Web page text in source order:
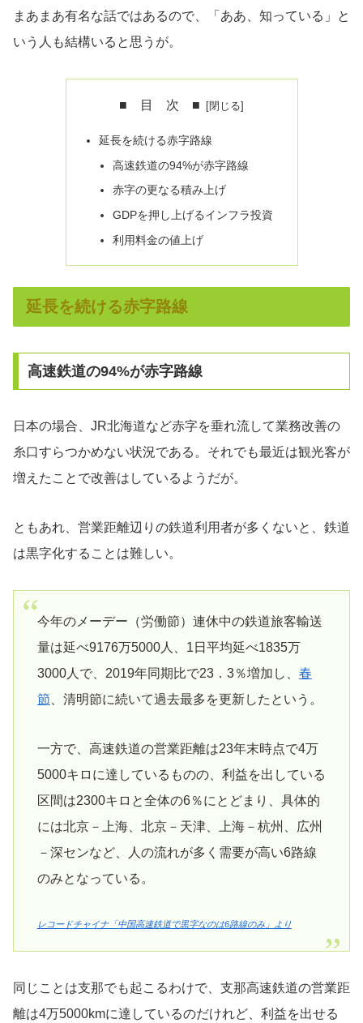
まあまあ有名な話ではあるので、「ああ、知っている」と
いう人も結構いると思うが。
■ 目 次 ■
延長を続ける赤字路線
高速鉄道の94%が赤字路線
赤字の更なる積み上げ
GDPを押し上げるインフラ投資
利用料金の値上げ
延長を続ける赤字路線
高速鉄道の94%が赤字路線
日本の場合、JR北海道など赤字を垂れ流して業務改善の
糸口すらつかめない状況である。それでも最近は観光客が
増えたことで改善はしているようだが。
ともあれ、営業距離辺りの鉄道利用者が多くないと、鉄道
は黒字化することは難しい。
今年のメーデー（労働節）連休中の鉄道旅客輸送
量は延べ9176万5000人、1日平均延べ1835万
3000人で、2019年同期比で23．3％増加し、 春
節 、清明節に続いて過去最多を更新したという。
一方で、高速鉄道の営業距離は23年末時点で4万
5000キロに達しているものの、利益を出している
区間は2300キロと全体の6％にとどまり、具体的
には北京－上海、北京－天津、上海－杭州、広州
－深センなど、人の流れが多く需要が高い6路線
のみとなっている。
レコードチャイナ「中国高速鉄道で黒字なのは6路線のみ」より
同じことは支那でも起こるわけで、支那高速鉄道の営業距
離は4万5000kmに達しているのだけれど、利益を出せる